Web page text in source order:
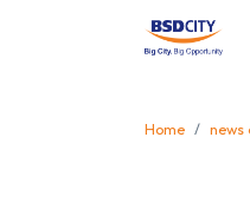
Home news